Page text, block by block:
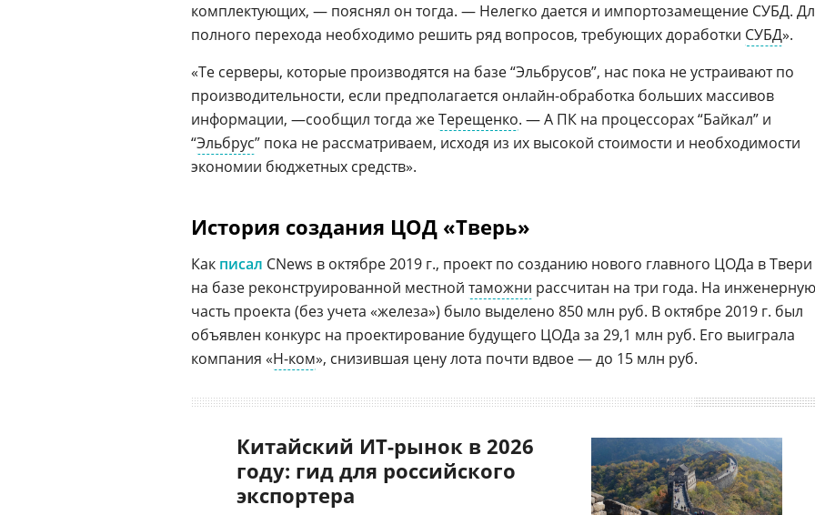
комплектующих, — пояснял он тогда. — Нелегко дается и импортозамещение СУБД.
полного перехода необходимо решить ряд вопросов, требующих доработки СУБД».
«Те серверы, которые производятся на базе “Эльбрусов”, нас пока не устраивают по
производительности, если предполагается онлайн-обработка больших массивов
информации, —сообщил тогда жеТерещенко. — А ПК на процессорах “Байкал” и
“Эльбрус” пока не рассматриваем, исходя из их высокой стоимости и необходимости
экономии бюджетных средств».
История создания ЦОД «Тверь»
Как писал CNews в октябре 2019 г., проект по созданию нового главного ЦОДа в Твери
на базе реконструированной местной таможни рассчитан на три года. На инженерную
часть проекта (без учета «железа») было выделено 850 млн руб. В октябре 2019 г. был
объявлен конкурс на проектирование будущего ЦОДа за 29,1 млн руб. Его выиграла
компания «Н-ком», снизившая цену лота почти вдвое — до 15 млн руб.
Китайский ИТ-рынок в 2026
году: гид для российского
экспортера